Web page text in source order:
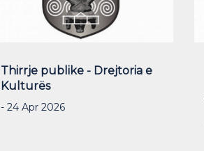
Thirrje publike - Drejtoria e
Kulturës
- 24 Apr 2026